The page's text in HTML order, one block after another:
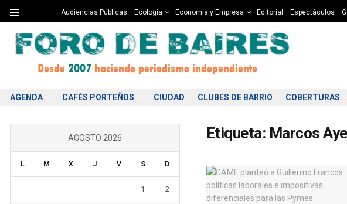
Audiencias Públicas Ecologìa Economía y Empresa Editorial Espectàculos
AGENDA CAFÈS PORTEÑOS CIUDAD CLUBES DE BARRIO COBERTURAS
Etiqueta: Marcos
AGOSTO 2026
L M X J V S D
1 2